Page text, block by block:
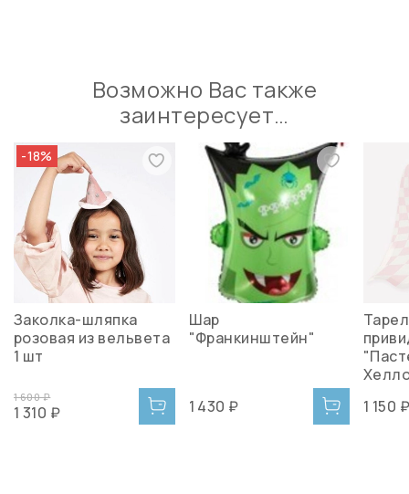
Возможно Вас также
заинтересует…
-18%
Заколка-шляпка
розовая из вельвета
1 шт
1 600 ₽
1 310 ₽
Шар
"Франкинштейн"
1 430 ₽
1 150